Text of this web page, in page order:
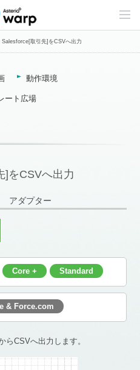
C
n
e
Salesforce[取引先]をCSVへ出力
動作環境
ート広場
]をCSVへ出力
アダプター
Core + Standard
& Force.com
らCSVへ出力します。